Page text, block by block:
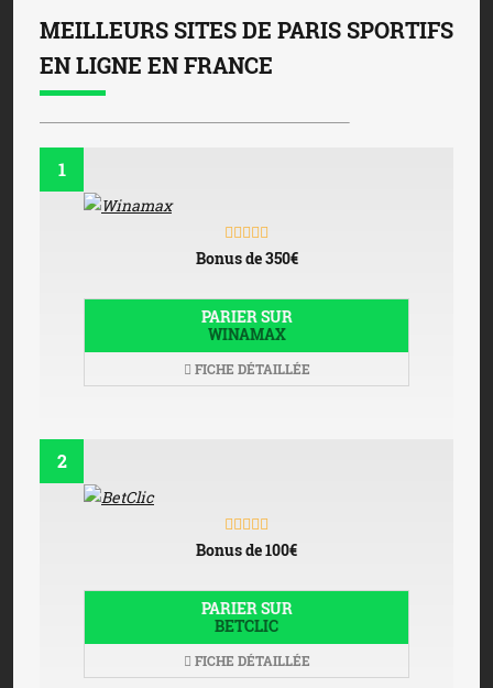
MEILLEURS SITES DE PARIS SPORTIFS
EN LIGNE EN FRANCE
1
Bonus de 350€
PARIER SUR
WINAMAX
FICHE DÉTAILLÉE
2
Bonus de 100€
PARIER SUR
BETCLIC
FICHE DÉTAILLÉE